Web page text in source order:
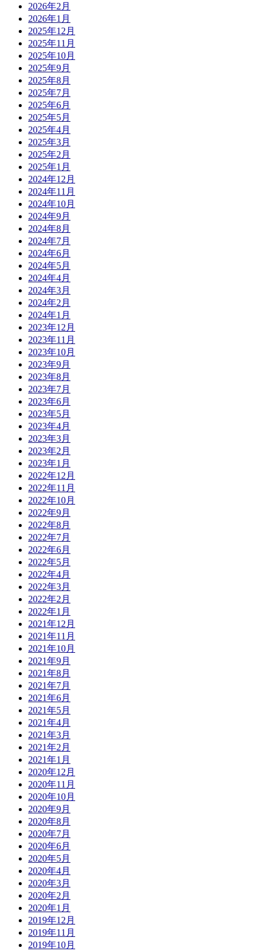
2026年2月
2026年1月
2025年12月
2025年11月
2025年10月
2025年9月
2025年8月
2025年7月
2025年6月
2025年5月
2025年4月
2025年3月
2025年2月
2025年1月
2024年12月
2024年11月
2024年10月
2024年9月
2024年8月
2024年7月
2024年6月
2024年5月
2024年4月
2024年3月
2024年2月
2024年1月
2023年12月
2023年11月
2023年10月
2023年9月
2023年8月
2023年7月
2023年6月
2023年5月
2023年4月
2023年3月
2023年2月
2023年1月
2022年12月
2022年11月
2022年10月
2022年9月
2022年8月
2022年7月
2022年6月
2022年5月
2022年4月
2022年3月
2022年2月
2022年1月
2021年12月
2021年11月
2021年10月
2021年9月
2021年8月
2021年7月
2021年6月
2021年5月
2021年4月
2021年3月
2021年2月
2021年1月
2020年12月
2020年11月
2020年10月
2020年9月
2020年8月
2020年7月
2020年6月
2020年5月
2020年4月
2020年3月
2020年2月
2020年1月
2019年12月
2019年11月
2019年10月